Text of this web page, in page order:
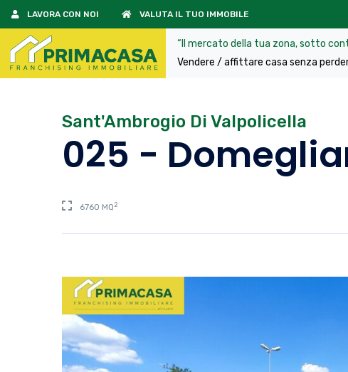
LAVORA CON NOI VALUTA IL TUO IMMOBILE
“Il mercato della tua zona, sotto
Vendere / affittare casa senza
Sant'Ambrogio Di Valpolicella
025 -
6760 MQ 2